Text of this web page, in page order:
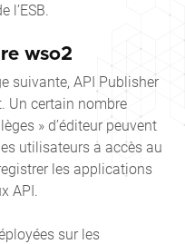
l’ESB.
wso2
suivante, API Publisher
Un certain nombre
» d’éditeur peuvent
utilisateurs a accès au
les applications
API.
sur les